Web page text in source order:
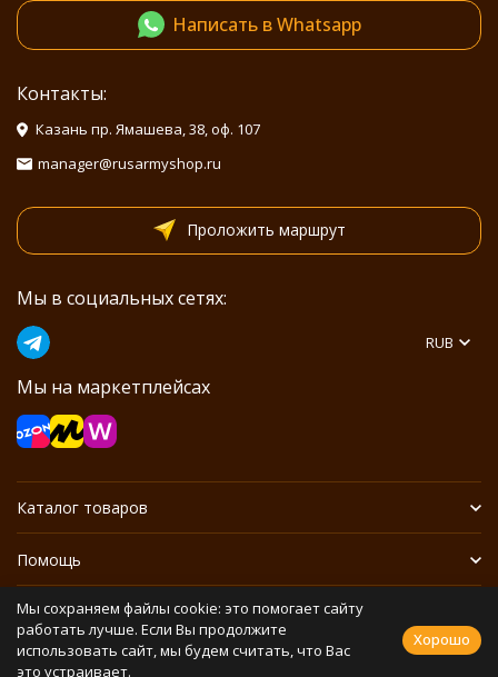
Написать в Whatsapp
Контакты:
Казань пр. Ямашева, 38, оф. 107
manager@rusarmyshop.ru
Проложить маршрут
Мы в социальных сетях:
Мы на маркетплейсах
RUB
Каталог товаров
Помощь
Информация
Мы сохраняем файлы cookie: это помогает сайту
работать лучше. Если Вы продолжите
использовать сайт, мы будем считать, что Вас
это устраивает.
Хорошо